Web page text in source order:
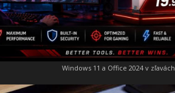
Windows 11 a Office 2024 v zľavách